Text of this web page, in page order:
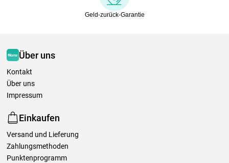
Geld-zurück-Garantie
Über uns
Kontakt
Über uns
Impressum
Einkaufen
Versand und Lieferung
Zahlungsmethoden
Punktenprogramm